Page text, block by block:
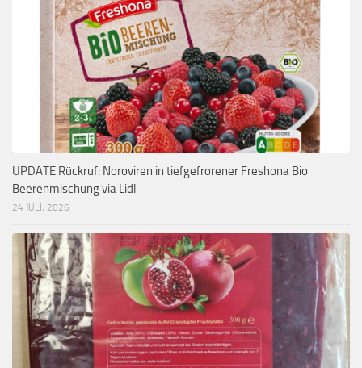
UPDATE Rückruf: Noroviren in tiefgefrorener Freshona Bio
Beerenmischung via Lidl
24 JULI, 2026